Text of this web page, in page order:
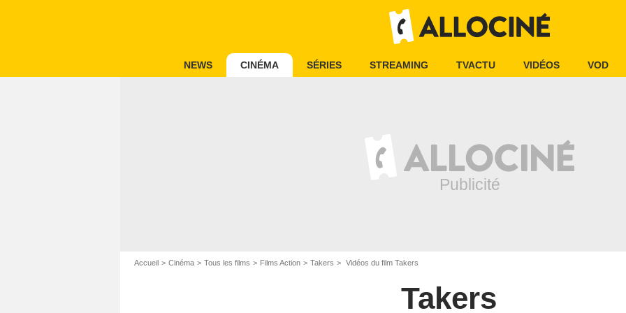
NEWS CINÉMA SÉRIES STREAMING TVACTU VIDÉOS VOD
Accueil Cinéma Tous les films Films Action Takers Vidéos du film Takers
Takers